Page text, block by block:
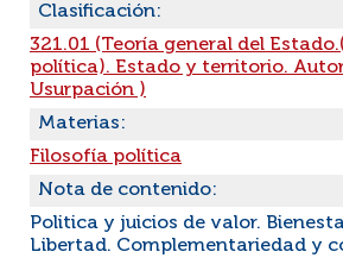
Clasificación:
321.01 (Teoría general del
política). Estado y territorio.
Usurpación )
Materias:
Filosofía política
Nota de contenido:
Politica y juicios de valor.
Libertad. Complementariedad y